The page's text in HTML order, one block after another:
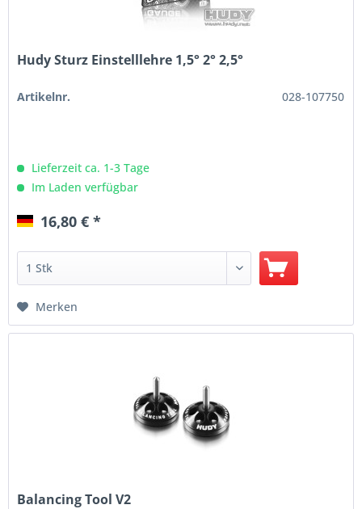
Hudy Sturz Einstelllehre 1,5° 2° 2,5°
Artikelnr. 028-107750
Lieferzeit ca. 1-3 Tage
Im Laden verfügbar
16,80 € *
Merken
Balancing Tool V2